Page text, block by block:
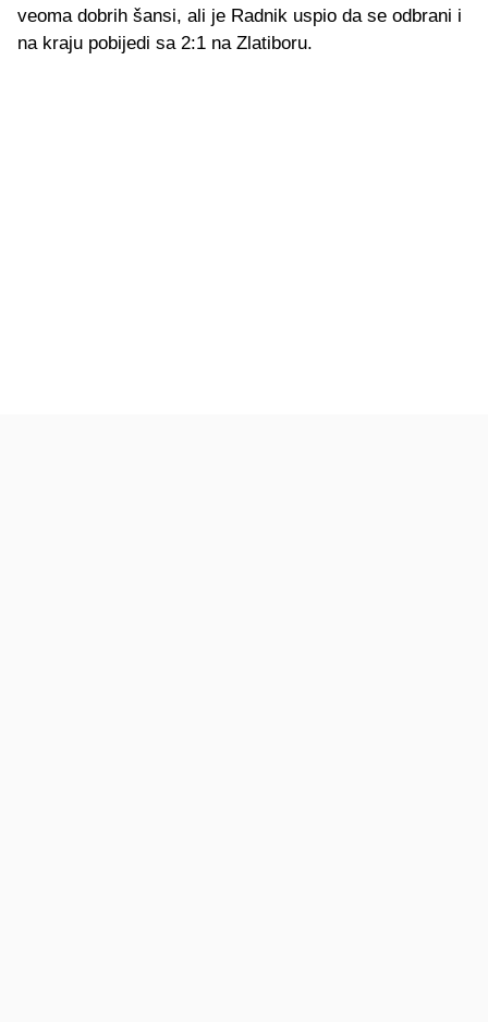
veoma dobrih šansi, ali je Radnik uspio da se odbrani i
na kraju pobijedi sa 2:1 na Zlatiboru.